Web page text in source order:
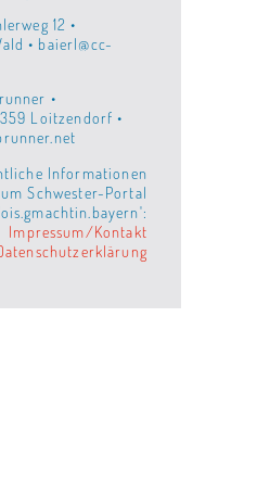
12 •
• baierl@cc-
•
Loitzendorf •
Informationen
Schwester-Portal
Impressum/Kontakt